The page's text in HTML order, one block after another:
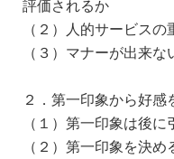
評価されるか
（２）人的サービスの
（３）マナーが出来な
２．第一印象から好感
（１）第一印象は後
（２）第一印象を決め